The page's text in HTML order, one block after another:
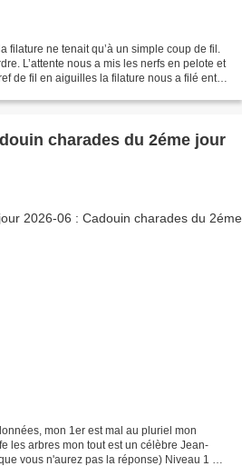
filature ne tenait qu’à un simple coup de fil.
L’attente nous a mis les nerfs en pelote et
de fil en aiguilles la filature nous a filé entre
charades du 2éme jour
mon 1er est mal au pluriel mon
les arbres mon tout est un célèbre Jean-
vous n'aurez pas la réponse) Niveau 1 –